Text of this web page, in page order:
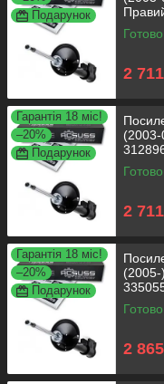
Подарунок
2 711
Гарантія 18 міс!
–20%
Подарунок
(2003-
2 711
Гарантія 18 міс!
–20%
Подарунок
(2005-
2 865